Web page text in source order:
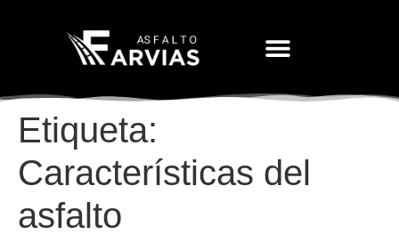
Etiqueta:
Características del
asfalto